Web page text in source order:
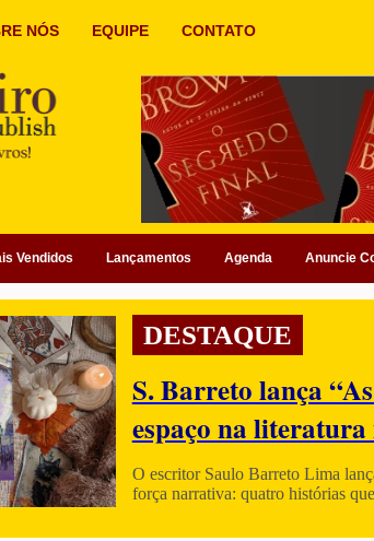
NÓS EQUIPE CONTATO
Vendidos Lançamentos Agenda Anuncie
DESTAQUE
S. Barreto lança
espaço na
O escritor Saulo Barreto Lima
força narrativa: quatro histórias